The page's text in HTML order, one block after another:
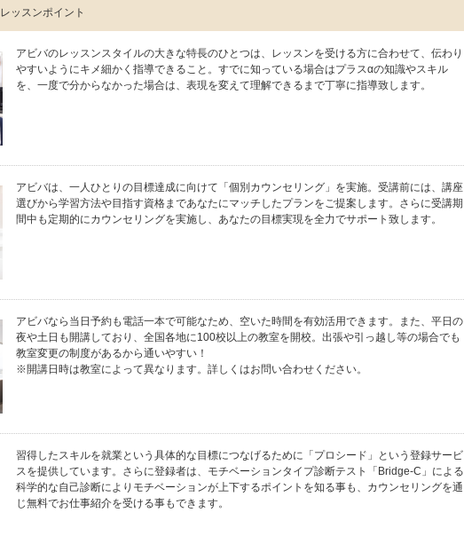
レッスンポイント
アビバのレッスンスタイルの大きな特長のひとつは、レッスンを受ける方に合わせて、伝わり
やすいようにキメ細かく指導できること。すでに知っている場合はプラスαの知識やスキル
を、一度で分からなかった場合は、表現を変えて理解できるまで丁寧に指導致します。
アビバは、一人ひとりの目標達成に向けて「個別カウンセリング」を実施。受講前には、講座
選びから学習方法や目指す資格まであなたにマッチしたプランをご提案します。さらに受講期
間中も定期的にカウンセリングを実施し、あなたの目標実現を全力でサポート致します。
アビバなら当日予約も電話一本で可能なため、空いた時間を有効活用できます。また、平日の
夜や土日も開講しており、全国各地に100校以上の教室を開校。出張や引っ越し等の場合でも
教室変更の制度があるから通いやすい！
※開講日時は教室によって異なります。詳しくはお問い合わせください。
習得したスキルを就業という具体的な目標につなげるために「プロシード」という登録サービ
スを提供しています。さらに登録者は、モチベーションタイプ診断テスト「Bridge-C」による
科学的な自己診断によりモチベーションが上下するポイントを知る事も、カウンセリングを通
じ無料でお仕事紹介を受ける事もできます。